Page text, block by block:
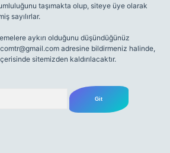
taşımakta olup, siteye üye olarak
sayılırlar.
aykırı olduğunu düşündüğünüz
adresine bildirmeniz halinde,
sitemizden kaldırılacaktır.